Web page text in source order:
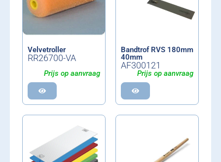
Velvetroller
RR26700-VA
Prijs op aanvraag
Bandtrof RVS 180mm
40mm
AF300121
Prijs op aanvraag